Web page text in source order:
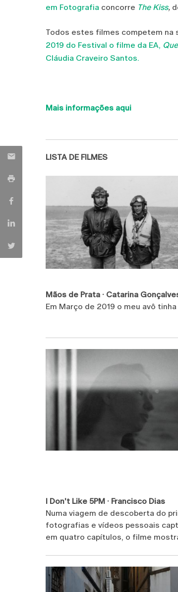
em Fotografia concorre The Kiss,
Todos estes filmes competem na
2019 do Festival o filme da EA,
Cláudia Craveiro Santos.
Mais informações aqui
LISTA DE FILMES
Mãos de Prata · Catarina
Em Março de 2019 o meu avô
I Don't Like 5PM · Francisco Dias
Numa viagem de descoberta do
fotografias e vídeos pessoais
em quatro capítulos, o filme